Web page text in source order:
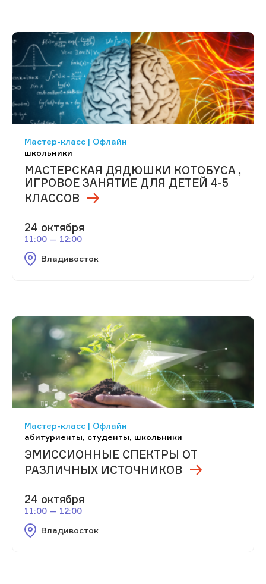
Мастер-класс | Офлайн
школьники
МАСТЕРСКАЯ ДЯДЮШКИ КОТОБУСА ,
ИГРОВОЕ ЗАНЯТИЕ ДЛЯ ДЕТЕЙ 4-5
КЛАССОВ
24 октября
11:00 — 12:00
Владивосток
Мастер-класс | Офлайн
абитуриенты, студенты, школьники
ЭМИССИОННЫЕ СПЕКТРЫ ОТ
РАЗЛИЧНЫХ ИСТОЧНИКОВ
24 октября
11:00 — 12:00
Владивосток